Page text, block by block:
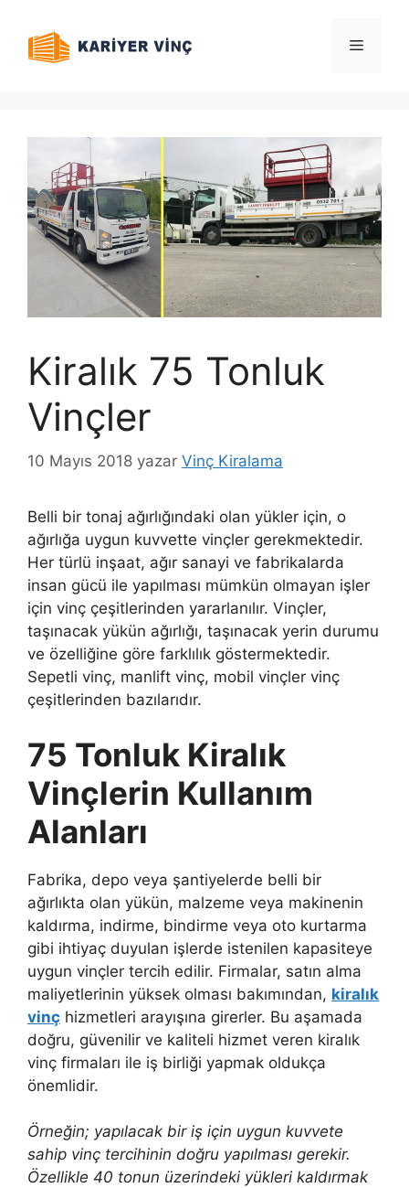
Menü
Kiralık 75 Tonluk
Vinçler
10 Mayıs 2018 yazar Vinç Kiralama
Belli bir tonaj ağırlığındaki olan yükler için, o
ağırlığa uygun kuvvette vinçler gerekmektedir.
Her türlü inşaat, ağır sanayi ve fabrikalarda
insan gücü ile yapılması mümkün olmayan işler
için vinç çeşitlerinden yararlanılır. Vinçler,
taşınacak yükün ağırlığı, taşınacak yerin durumu
ve özelliğine göre farklılık göstermektedir.
Sepetli vinç, manlift vinç, mobil vinçler vinç
çeşitlerinden bazılarıdır.
75 Tonluk Kiralık
Vinçlerin Kullanım
Alanları
Fabrika, depo veya şantiyelerde belli bir
ağırlıkta olan yükün, malzeme veya makinenin
kaldırma, indirme, bindirme veya oto kurtarma
gibi ihtiyaç duyulan işlerde istenilen kapasiteye
uygun vinçler tercih edilir. Firmalar, satın alma
maliyetlerinin yüksek olması bakımından, kiralık
vinç hizmetleri arayışına girerler. Bu aşamada
doğru, güvenilir ve kaliteli hizmet veren kiralık
vinç firmaları ile iş birliği yapmak oldukça
önemlidir.
Örneğin; yapılacak bir iş için uygun kuvvete
sahip vinç tercihinin doğru yapılması gerekir.
Özellikle 40 tonun üzerindeki yükleri kaldırmak